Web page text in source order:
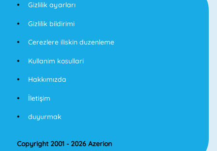
Gizlilik ayarları
Gizlilik bildirimi
Cerezlere iliskin duzenleme
Kullanim kosullari
Hakkımızda
İletişim
duyurmak
Copyright 2001 - 2026 Azerion